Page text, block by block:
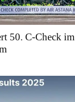
50. C-Check im